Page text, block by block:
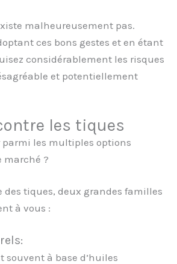
malheureusement pas.
ces bons gestes et en étant
considérablement les risques
et potentiellement
les tiques
les multiples options
marché ?
des tiques, deux grandes familles
à vous :
souvent à base d’huiles